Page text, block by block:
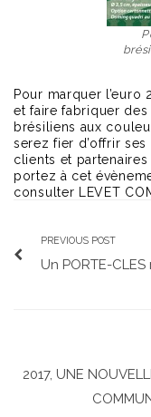
Pour marquer
et faire fabriquer
brésiliens aux
serez fier d’offrir
clients et
portez à cet
consulter LEVET
PREVIOUS POST
Un PORTE-
2017, UNE